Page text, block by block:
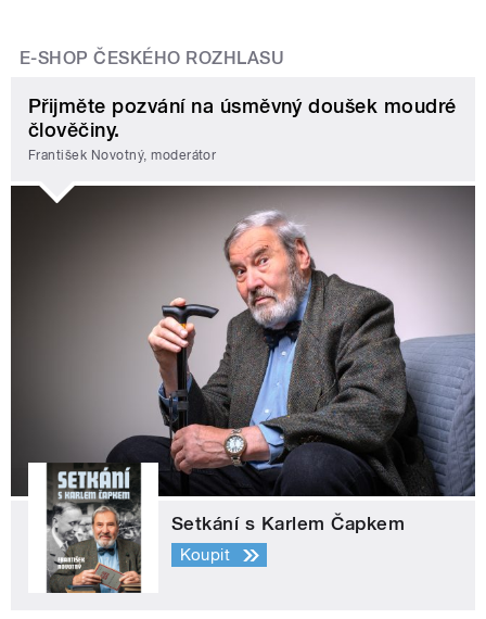
E-SHOP ČESKÉHO ROZHLASU
Přijměte pozvání na úsměvný doušek moudré
člověčiny.
František Novotný, moderátor
Setkání s Karlem Čapkem
Koupit